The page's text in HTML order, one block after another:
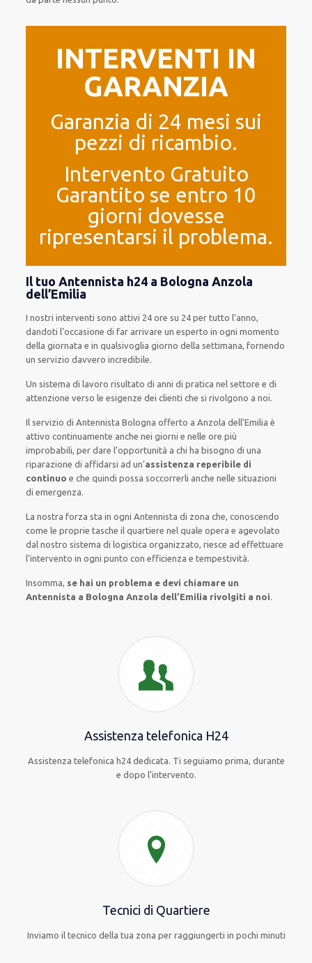
INTERVENTI IN
GARANZIA
Garanzia di 24 mesi sui
pezzi di ricambio.
Intervento Gratuito
Garantito se entro 10
giorni dovesse
ripresentarsi il problema.
Il tuo Antennista h24 a Bologna Anzola
dell’Emilia
I nostri interventi sono attivi 24 ore su 24pertutto l’anno,
dandoti l’occasione di far arrivare unesperto inogni momento
della giornata e inqualsivoglia giorno della settimana, fornendo
un serviziodavvero incredibile.
Un sistema di lavoro risultato di anni di pratica nel settore e di
attenzione verso le esigenzedei clienti che si rivolgono a noi.
Il servizio di Antennista Bolognaofferto a Anzola dell’Emilia è
attivo continuamente anchenei giorni e nelle ore più
improbabili, perdare l’opportunità a chi ha bisogno di una
riparazione di affidarsi ad un’assistenza reperibile di
continuo e chequindi possa soccorrerli anchenelle situazioni
di emergenza.
La nostra forza sta in ogni Antennista di zona che, conoscendo
come le proprie tasche il quartiere nel quale opera e agevolato
dal nostro sistema di logistica organizzato, riesce ad effettuare
l’intervento in ogni punto con efficienza e tempestività.
Insomma, se hai un problema e devi chiamare un
Antennista a Bologna Anzola dell’Emilia rivolgiti a noi.
Assistenza telefonica H24
Assistenza telefonica h24 dedicata. Ti seguiamo prima, durante
e dopo l’intervento.
Tecnici di Quartiere
Inviamo il tecnico della tua zona per raggiungerti in pochi minuti